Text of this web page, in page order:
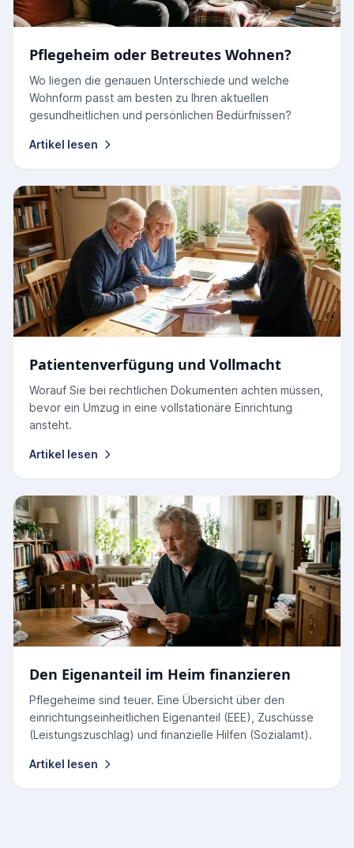
Pflegeheim oder Betreutes Wohnen?
Wo liegen die genauen Unterschiede und welche
Wohnform passt am besten zu Ihren aktuellen
gesundheitlichen und persönlichen Bedürfnissen?
Artikel lesen
Patientenverfügung und Vollmacht
Worauf Sie bei rechtlichen Dokumenten achten müssen,
bevor ein Umzug in eine vollstationäre Einrichtung
ansteht.
Artikel lesen
Den Eigenanteil im Heim finanzieren
Pflegeheime sind teuer. Eine Übersicht über den
einrichtungseinheitlichen Eigenanteil (EEE), Zuschüsse
(Leistungszuschlag) und finanzielle Hilfen (Sozialamt).
Artikel lesen